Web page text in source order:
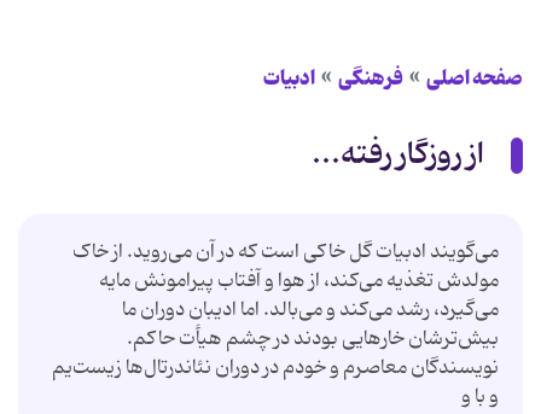
صفحه اصلی فرهنگی ادبیات
از روزگار رفته...
می‌گویند ادبیات گل خاکی است که در آن می‌روید. از خاک
مولدش تغذیه می‌کند، از هوا و آفتاب پیرامونش مایه
می‌گیرد، رشد می‌کند و می‌بالد. اما ادیبان دوران ما
بیش‌ترشان خارهایی بودند در چشم هیأت حاکم.
نویسندگان معاصرم و خودم در دوران نئاندرتال‌ها زیست‌یم
و با و